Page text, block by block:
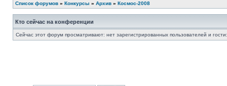
Список форумов » Конкурсы » Архив » Космос-2008
Кто сейчас на конференции
Сейчас этот форум просматривают: нет зарегистрированных пользователей и